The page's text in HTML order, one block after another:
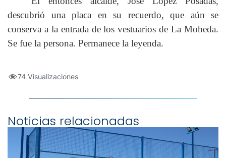
descubrió una placa en su recuerdo, que aún se
conserva a la entrada de los vestuarios de La Moheda.
Se fue la persona. Permanece la leyenda.
74 Visualizaciones
Noticias relacionadas